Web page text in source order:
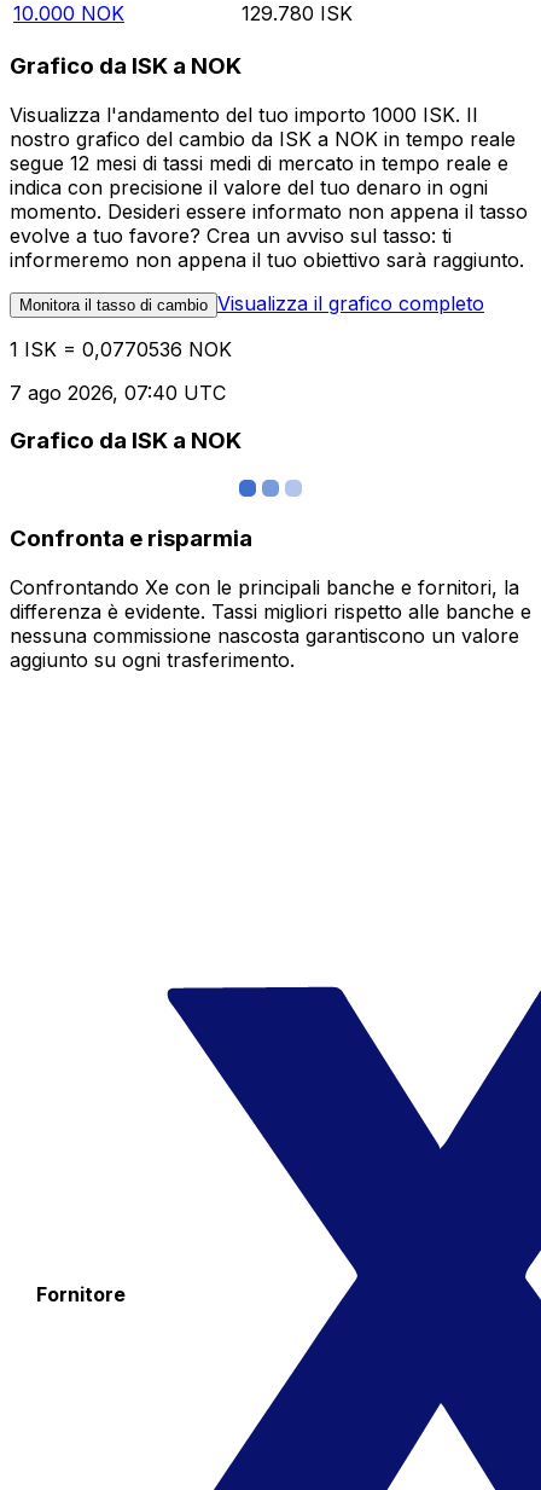
10.000 NOK 129.780 ISK
Grafico da ISK a NOK
Visualizza l'andamento del tuo importo 1000 ISK. Il
nostro grafico del cambio da ISK a NOK in tempo reale
segue 12 mesi di tassi medi di mercato in tempo reale e
indica con precisione il valore del tuo denaro in ogni
momento. Desideri essere informato non appena il tasso
evolve a tuo favore? Crea un avviso sul tasso: ti
informeremo non appena il tuo obiettivo sarà raggiunto.
Monitora il tasso di cambio Visualizza il grafico completo
1 ISK = 0,0770536 NOK
7 ago 2026, 07:40 UTC
Grafico da ISK a NOK
Confronta e risparmia
Confrontando Xe con le principali banche e fornitori, la
differenza è evidente. Tassi migliori rispetto alle banche e
nessuna commissione nascosta garantiscono un valore
aggiunto su ogni trasferimento.
Fornitore